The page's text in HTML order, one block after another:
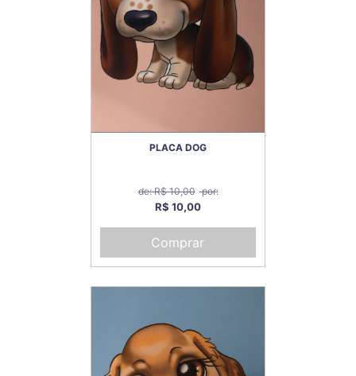
PLACA DOG
de: R$ 10,00 por:
R$ 10,00
Comprar